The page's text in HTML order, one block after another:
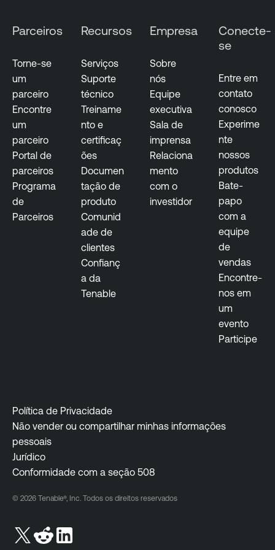
i
i
t
y
M
a
n
a
g
e
e
Parceiros
Torne-se
um
parceiro
Encontre
um
parceiro
Portal de
parceiros
Programa
de
Parceiros
Recursos
Serviços
Suporte
técnico
Treiname
nto e
certificaç
ões
Documen
tação de
produto
Comunid
ade de
clientes
Confianç
a da
Tenable
Empresa
Sobre
nós
Equipe
executiva
Sala de
imprensa
Relaciona
mento
com o
investidor
Conecte-
se
Entre em
contato
conosco
Experime
nte
nossos
produtos
Bate-
papo
com a
equipe
de
vendas
Encontre-
nos em
um
evento
Participe
Política de Privacidade
Não vender ou compartilhar minhas informações
pessoais
Jurídico
Conformidade com a seção 508
© 2026 Tenable®, Inc. Todos os direitos reservados